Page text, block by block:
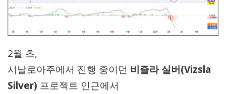
2월 초,
시날로아주에서 진행 중이던 비즐라 실버(Vizsla
Silver) 프로젝트 인근에서